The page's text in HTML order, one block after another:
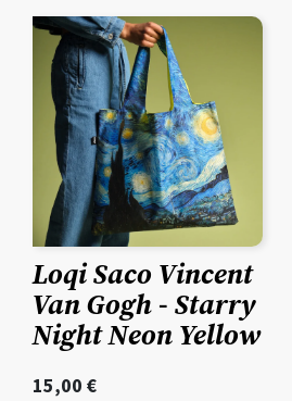
Loqi Saco Vincent
Van Gogh - Starry
Night Neon Yellow
15,00 €